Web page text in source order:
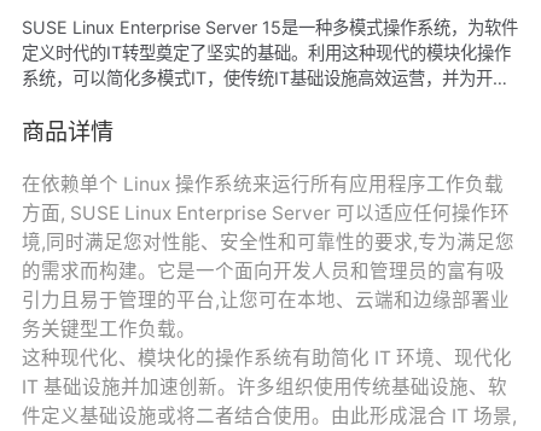
SUSE Linux Enterprise Server 15是一种多模式操作系统，为软件
定义时代的IT转型奠定了坚实的基础。利用这种现代的模块化操作
系统，可以简化多模式IT，使传统IT基础设施高效运营，并为开发
境轻松地部署和迁移业务关键型工作负载。
商品详情
在依赖单个 Linux 操作系统来运行所有应用程序工作负载
方面, SUSE Linux Enterprise Server 可以适应任何操作环
境,同时满足您对性能、安全性和可靠性的要求,专为满足您
的需求而构建。它是一个面向开发人员和管理员的富有吸
引力且易于管理的平台,让您可在本地、云端和边缘部署业
务关键型工作负载。
这种现代化、模块化的操作系统有助简化 IT 环境、现代化
IT 基础设施并加速创新。许多组织使用传统基础设施、软
件定义基础设施或将二者结合使用。由此形成混合 IT 场景,